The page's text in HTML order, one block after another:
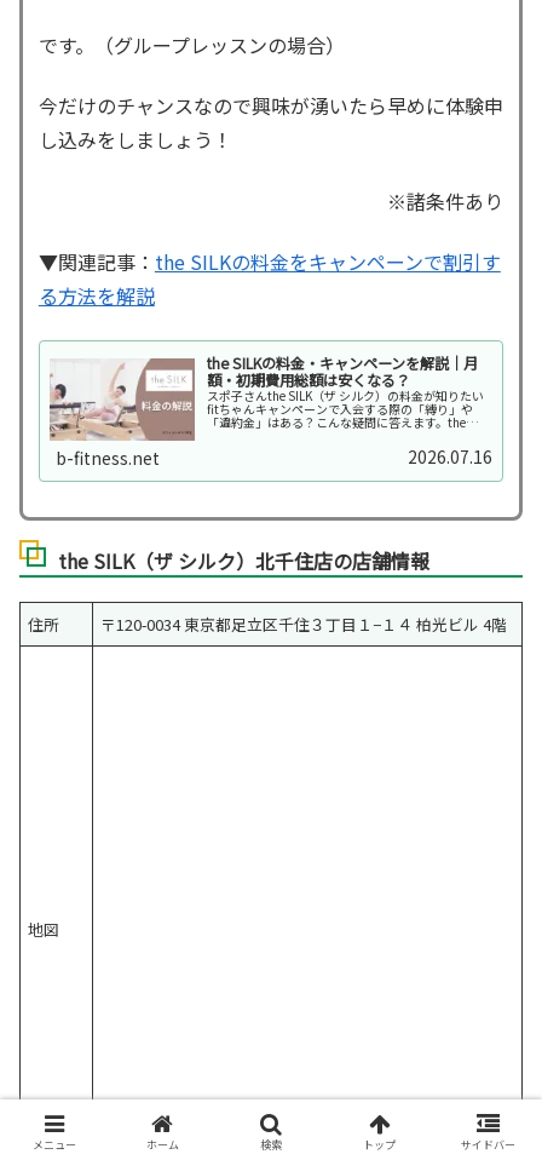
です。（グループレッスンの場合）
今だけのチャンスなので興味が湧いたら早めに体験申
し込みをしましょう！
※諸条件あり
▼関連記事： the SILKの料金をキャンペーンで割引す
る方法を解説
the SILKの料金・キャンペーンを解説｜月
額・初期費用総額は安くなる？
スポ子さんthe SILK（ザ シルク）の料金が知りたい
fitちゃんキャンペーンで入会する際の「縛り」や
「違約金」はある？こんな疑問に答えます。the
ジオです。音楽に合わせてグループピラ…
b-fitness.net 2026.07.16
the SILK（ザ シルク）北千住店の店舗情報
住所 〒120-0034 東京都足立区千住３丁目１−１４ 柏光ビル 4階
地図
メニュー ホーム 検索 トップ サイドバー